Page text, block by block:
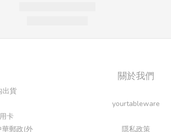
出貨
卡
郵政(外
關於我們
yourtableware
隱私政策